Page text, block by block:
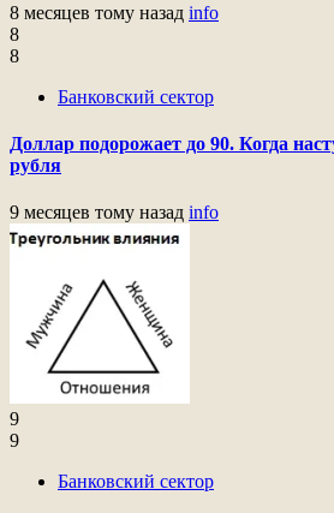
8 месяцев тому назад info
8
8
Банковский сектор
Доллар подорожает до 90. Когда
рубля
9 месяцев тому назад info
9
9
Банковский сектор